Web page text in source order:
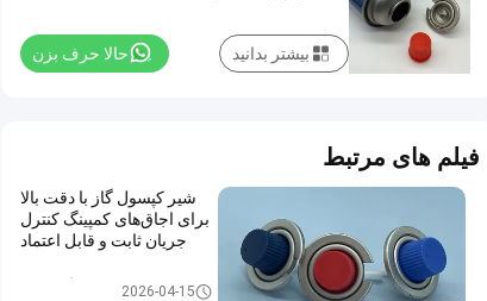
حالا حرف بزن بیشتر بدانید
فیلم های مرتبط
شیر کپسول گاز با دقت بالا
برای اجاق‌های کمپینگ کنترل
جریان ثابت و قابل اعتماد
شیر کارتریج گاز بوتان2026-04-15